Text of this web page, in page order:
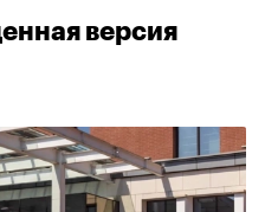
версия